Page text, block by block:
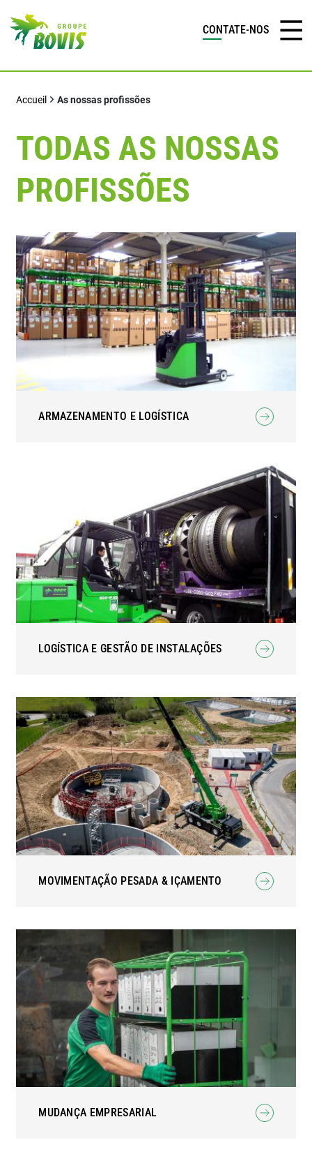
CONTATE-NOS
Accueil As nossas profissões
TODAS AS NOSSAS
PROFISSÕES
ARMAZENAMENTO E LOGÍSTICA
LOGÍSTICA E GESTÃO DE INSTALAÇÕES
MOVIMENTAÇÃO PESADA & IÇAMENTO
MUDANÇA EMPRESARIAL